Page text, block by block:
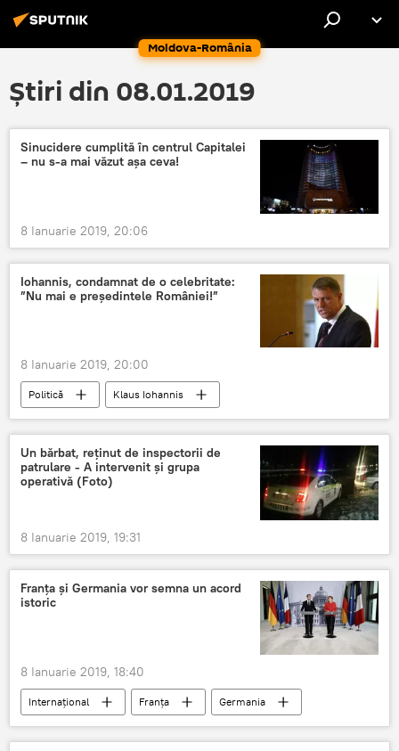
Moldova-România
Știri din 08.01.2019
Sinucidere cumplită în centrul Capitalei
– nu s-a mai văzut așa ceva!
8 Ianuarie 2019, 20:06
Iohannis, condamnat de o celebritate:
”Nu mai e preşedintele României!”
8 Ianuarie 2019, 20:00
Politică Klaus Iohannis
Un bărbat, reținut de inspectorii de
patrulare - A intervenit și grupa
operativă (Foto)
8 Ianuarie 2019, 19:31
Franța și Germania vor semna un acord
istoric
8 Ianuarie 2019, 18:40
Internaţional Franța Germania